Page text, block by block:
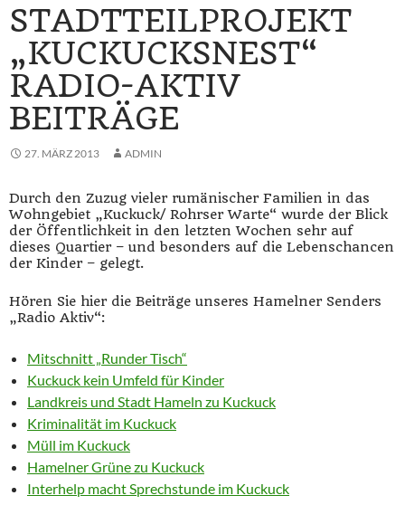
STADTTEILPROJEKT
„KUCKUCKSNEST“
RADIO-AKTIV
BEITRÄGE
27. MÄRZ 2013 ADMIN
Durch den Zuzug vieler rumänischer Familien in das
Wohngebiet „Kuckuck/ Rohrser Warte“ wurde der Blick
der Öffentlichkeit in den letzten Wochen sehr auf
dieses Quartier – und besonders auf die Lebenschancen
der Kinder – gelegt.
Hören Sie hier die Beiträge unseres Hamelner Senders
„Radio Aktiv“:
Mitschnitt „Runder Tisch“
Kuckuck kein Umfeld für Kinder
Landkreis und Stadt Hameln zu Kuckuck
Kriminalität im Kuckuck
Müll im Kuckuck
Hamelner Grüne zu Kuckuck
Interhelp macht Sprechstunde im Kuckuck